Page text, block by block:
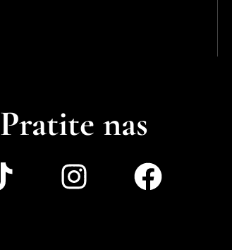
Pratite nas